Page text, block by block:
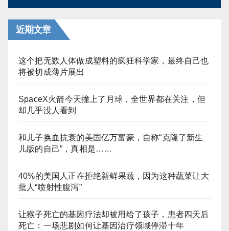
近期文章
这个把无数人体做成塑料的疯狂科学家，最终自己也
将被切成薄片展出
SpaceX火箭今天撞上了月球，全世界都在关注，但
却几乎没人看到
和儿子换血抗衰的美国亿万富豪，自称“克隆了新生
儿版的自己”，真相是……
40%的美国人正在拒绝新鲜果蔬，因为这种蔬菜让大
批人“喷射性腹泻”
让猴子死亡的基因疗法却被用给了孩子，患者四天后
死亡：一场悲剧如何让基因治疗领域停滞十年